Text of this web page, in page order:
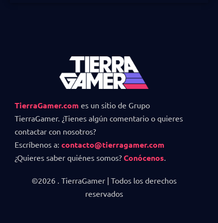
TierraGamer.com es un sitio de Grupo
TierraGamer. ¿Tienes algún comentario o quieres
contactar con nosotros?
Escríbenos a: contacto@tierragamer.com
¿Quieres saber quiénes somos? Conócenos
©2026 . TierraGamer | Todos los derechos
reservados